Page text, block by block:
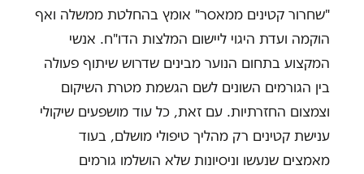
"שחרור קטינים ממאסר" אומץ בהחלטת ממשלה ואף
הוקמה ועדת היגוי ליישום המלצות הדו"ח. אנשי
המקצוע בתחום הנוער מבינים שדרוש שיתוף פעולה
בין הגורמים השונים לשם הגשמת מטרת השיקום
וצמצום החזרתיות. עם זאת, כל עוד מושפעים שיקולי
ענישת קטינים רק מהליך טיפולי מושלם, בעוד
מאמצים שנעשו וניסיונות שלא הושלמו גורמים